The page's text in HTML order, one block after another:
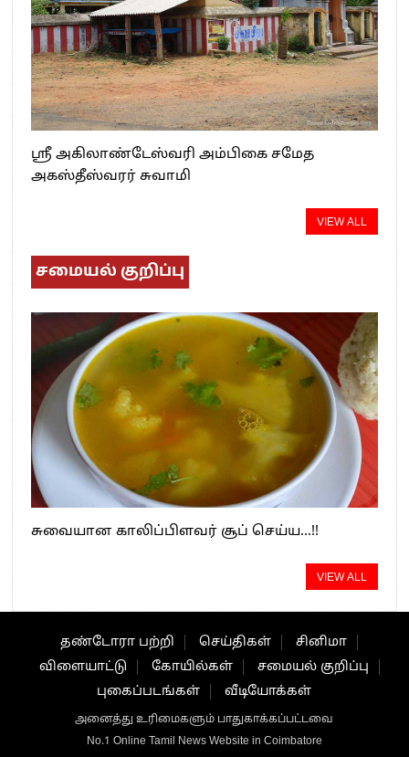
ஸ்ரீ அகிலாண்டேஸ்வரி அம்பிகை சமேத
அகஸ்தீஸ்வரர் சுவாமி
VIEW ALL
சமையல் குறிப்பு
சுவையான காலிப்பிளவர் சூப் செய்ய…!!
VIEW ALL
தண்டோரா பற்றி செய்திகள்
சினிமா
விளையாட்டு
கோயில்கள்
சமையல் குறிப்பு
புகைப்படங்கள்
வீடியோக்கள்
அனைத்து உரிமைகளும் பாதுகாக்கப்பட்டவை
No.1 Online Tamil News Website in Coimbatore